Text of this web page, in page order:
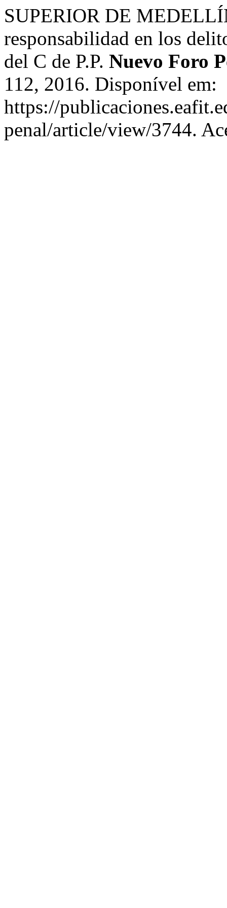
SUPERIOR DE
responsabilidad en los
del C de P.P. Nuevo Foro
112, 2016. Disponível em:
https://
penal/article/view/3744.